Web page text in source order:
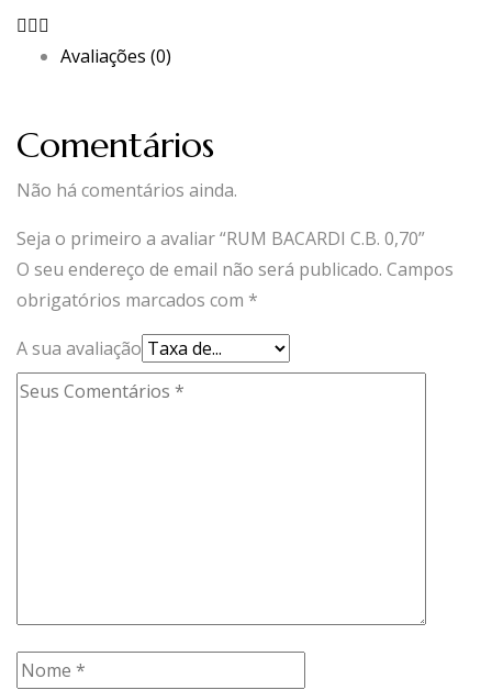
Avaliações (0)
Comentários
Não há comentários ainda.
Seja o primeiro a avaliar “RUM BACARDI C.B. 0,70”
O seu endereço de email não será publicado. Campos
obrigatórios marcados com *
A sua avaliação